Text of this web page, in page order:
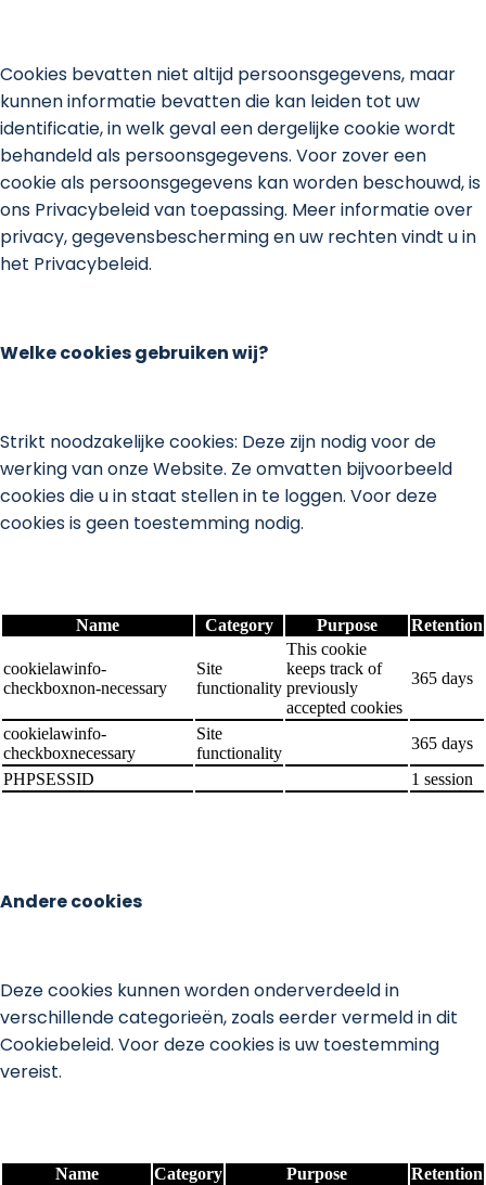
Cookies bevatten niet altijd persoonsgegevens, maar
kunnen informatie bevatten die kan leiden tot uw
identificatie, in welk geval een dergelijke cookie wordt
behandeld als persoonsgegevens. Voor zover een
cookie als persoonsgegevens kan worden beschouwd, is
ons Privacybeleid van toepassing. Meer informatie over
privacy, gegevensbescherming en uw rechten vindt u in
het Privacybeleid.
Welke cookies gebruiken wij?
Strikt noodzakelijke cookies: Deze zijn nodig voor de
werking van onze Website. Ze omvatten bijvoorbeeld
cookies die u in staat stellen in te loggen. Voor deze
cookies is geen toestemming nodig.
Name Category Purpose Retention
cookielawinfo-
checkboxnon-necessary
Site
functionality
This cookie
keeps track of
previously
accepted cookies
365 days
cookielawinfo-
checkboxnecessary
Site
functionality
365 days
PHPSESSID
1 session
Andere cookies
Deze cookies kunnen worden onderverdeeld in
verschillende categorieën, zoals eerder vermeld in dit
Cookiebeleid. Voor deze cookies is uw toestemming
vereist.
Name Category Purpose Retention